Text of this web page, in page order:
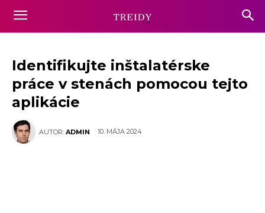
Identifikujte inštalatérske
práce v stenách pomocou tejto
aplikácie
AUTOR: ADMIN 10. MÁJA 2024